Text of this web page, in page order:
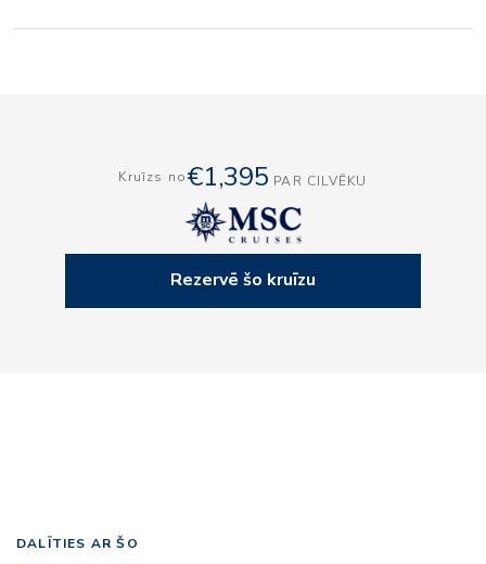
Kruīzs no€1,395 PAR CILVĒKU
Rezervē šo kruīzu
DALĪTIES AR ŠO